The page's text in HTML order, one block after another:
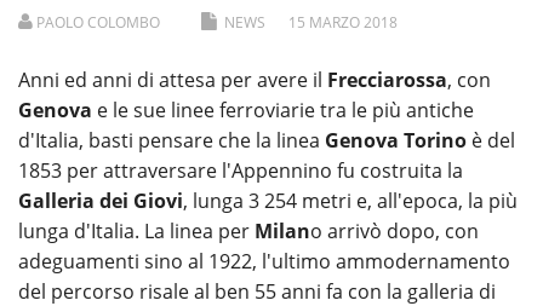
PAOLO COLOMBO NEWS 15 MARZO2018
Anni ed anni di attesa per avere il Frecciarossa, con
Genova e le sue linee ferroviarie tra le più antiche
d'Italia, basti pensare che la linea Genova Torino è del
1853 per attraversare l'Appennino fu costruita la
Galleria dei Giovi, lunga 3 254 metri e, all'epoca, la più
lunga d'Italia. La linea per Milano arrivò dopo, con
adeguamenti sino al 1922, l'ultimo ammodernamento
del percorso risale al ben 55 anni fa con la galleria di